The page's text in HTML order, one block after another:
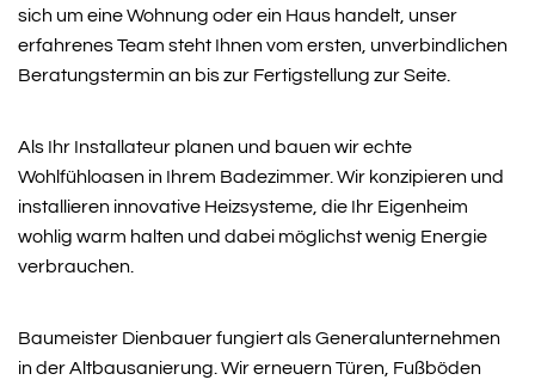
sich um eine Wohnung oder ein Haus handelt, unser
erfahrenes Team steht Ihnen vom ersten, unverbindlichen
Beratungstermin an bis zur Fertigstellung zur Seite.
Als Ihr Installateur planen und bauen wir echte
Wohlfühloasen in Ihrem Badezimmer. Wir konzipieren und
installieren innovative Heizsysteme, die Ihr Eigenheim
wohlig warm halten und dabei möglichst wenig Energie
verbrauchen.
Baumeister Dienbauer fungiert als Generalunternehmen
in der Altbausanierung. Wir erneuern Türen, Fußböden